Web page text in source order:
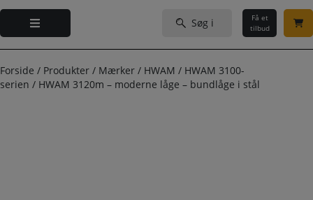
Hop
indholdet
efter:
Få et
tilbud
Forside / Produkter / Mærker / HWAM / HWAM 3100-
serien / HWAM 3120m – moderne låge – bundlåge i stål